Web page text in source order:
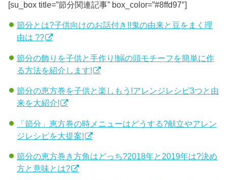
[su_box title=”節分関連記事” box_color=”#8ffd97″]
節分とは?子供向けのお話付き!!鬼の由来と豆をまく理
由は ??
節分の飾りを子供と手作り!鰯の頭モチーフを簡単に作
る方法を紹介します!
節分の恵方巻を子供と楽しもう!アレンジレシピ3つと由
来を大紹介!
「節分」恵方巻の時メニューはどうする?献立やアレン
ジレシピを大提案!
節分の恵方巻き方角はどっち?2018年と2019年は?決め
方と意味とは?